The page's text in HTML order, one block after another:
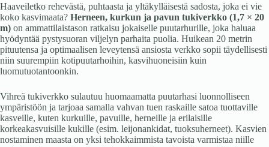
Haaveiletko rehevästä, puhtaasta ja yltäkylläisestä sadosta, joka ei vie
koko kasvimaata? Herneen, kurkun ja pavun tukiverkko (1,7 × 20
m) on ammattilaistason ratkaisu jokaiselle puutarhurille, joka haluaa
hyödyntää pystysuoran viljelyn parhaita puolia. Huikean 20 metrin
pituutensa ja optimaalisen leveytensä ansiosta verkko sopii täydellisesti
niin suurempiin kotipuutarhoihin, kasvihuoneisiin kuin
luomutuotantoonkin.
Vihreä tukiverkko sulautuu huomaamatta puutarhasi luonnolliseen
ympäristöön ja tarjoaa samalla vahvan tuen raskaille satoa tuottaville
kasveille, kuten kurkuille, pavuille, herneille ja erilaisille
korkeakasvuisille kukille (esim. leijonankidat, tuoksuherneet). Kasvien
nostaminen maasta on yksi tehokkaimmista tavoista varmistaa niille